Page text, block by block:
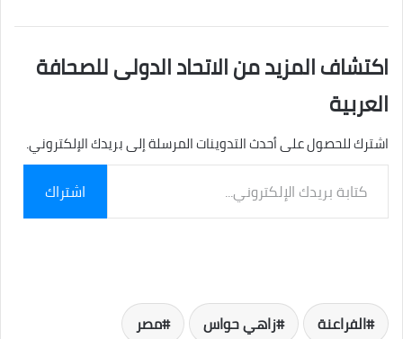
اكتشاف المزيد من الاتحاد الدولى للصحافة
العربية
اشترك للحصول على أحدث التدوينات المرسلة إلى بريدك الإلكتروني.
بريدك
الإلكتروني...
اشتراك
الفراعنة زاهي حواس مصر